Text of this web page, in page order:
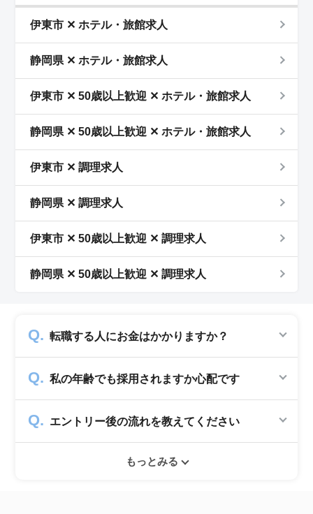
伊東市 ✕ ホテル・旅館求人
静岡県 ✕ ホテル・旅館求人
伊東市 ✕ 50歳以上歓迎 ✕ ホテル・旅館求人
静岡県 ✕ 50歳以上歓迎 ✕ ホテル・旅館求人
伊東市 ✕ 調理求人
静岡県 ✕ 調理求人
伊東市 ✕ 50歳以上歓迎 ✕ 調理求人
静岡県 ✕ 50歳以上歓迎 ✕ 調理求人
転職する人にお金はかかりますか？
していますので、転職希望者の方からは費用は
一切発生致しません。
私の年齢でも採用されますか心配です
業のみ掲載をしています。60代・70代以上の
就職実績も多数ありますので年齢に気負いせず
ぜひ紹介依頼へ進んでください。
エントリー後の流れを教えてください
ーとヒアリングのお時間を頂きます。その後希
もっとみる